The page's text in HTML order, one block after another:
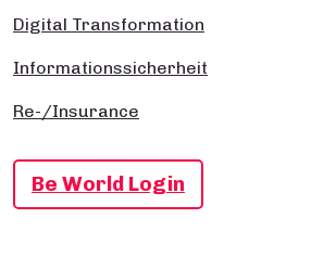
Digital Transformation
Informationssicherheit
Re-/Insurance
Be World Login